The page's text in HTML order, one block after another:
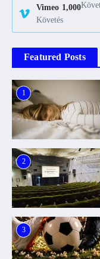
Vimeo 1,000
Követés
Featured Posts
1
2
3